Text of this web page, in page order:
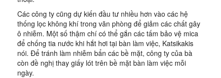
Các công ty cũng dự kiến đầu tư nhiều hơn vào các hệ
thống lọc không khí trong văn phòng để giảm các chất gây
ô nhiễm. Một số thậm chí có thể gắn các tấm bảo vệ mica
để chống tia nước khi hắt hơi tại bàn làm việc, Katsikakis
nói. Để tránh làm nhiễm bẩn các bề mặt, công ty của bà
còn đề nghị thay giấy lót trên bề mặt bàn làm việc mỗi
ngày.